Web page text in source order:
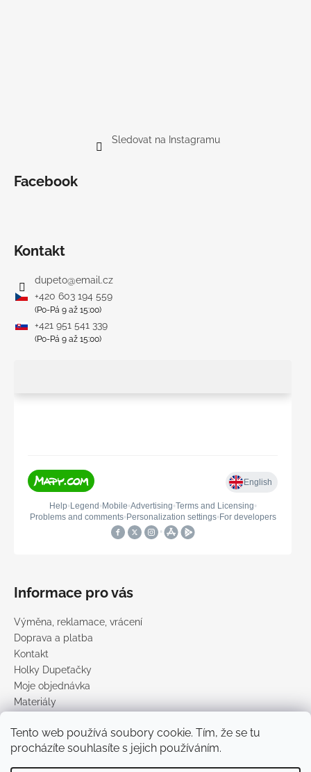
Tento web používá soubory cookie. Tím, že se tu
procházíte souhlasíte s jejich používáním.
Sledovat na Instagramu
Facebook
Kontakt
dupeto@email.cz
+420 603 194 559
(Po-Pá 9 až 15:00)
+421 951 541 339
(Po-Pá 9 až 15:00)
Informace pro vás
Výměna, reklamace, vrácení
Doprava a platba
Kontakt
Holky Dupeťačky
Moje objednávka
Materiály
Podmínky ochrany osobních údajů
Prodávané značky